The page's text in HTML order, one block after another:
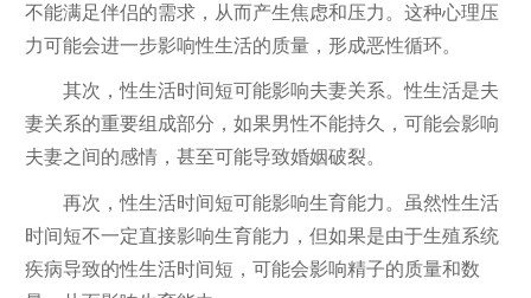
不能满足伴侣的需求，从而产生焦虑和压力。这种心理压
力可能会进一步影响性生活的质量，形成恶性循环。
其次，性生活时间短可能影响夫妻关系。性生活是夫
妻关系的重要组成部分，如果男性不能持久，可能会影响
夫妻之间的感情，甚至可能导致婚姻破裂。
再次，性生活时间短可能影响生育能力。虽然性生活
时间短不一定直接影响生育能力，但如果是由于生殖系统
疾病导致的性生活时间短，可能会影响精子的质量和数